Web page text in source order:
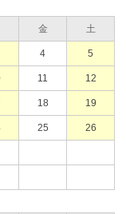
金 土
4 5
11 12
18 19
25 26